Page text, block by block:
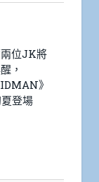
位JK將
，
》
登場